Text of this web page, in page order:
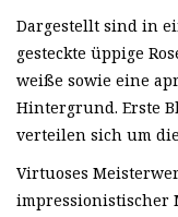
Dargestellt sind in
gesteckte üppige
weiße sowie eine
Hintergrund. Erste
verteilen sich um
Virtuoses
impressionistischer